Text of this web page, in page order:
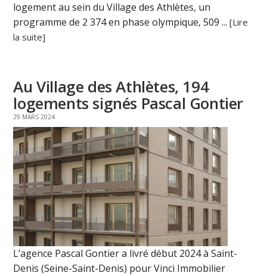
logement au sein du Village des Athlètes, un
programme de 2 374 en phase olympique, 509 ...[Lire
la suite]
Au Village des Athlètes, 194
logements signés Pascal Gontier
29 MARS 2024
L’agence Pascal Gontier a livré début 2024 à Saint-
Denis (Seine-Saint-Denis) pour Vinci Immobilier